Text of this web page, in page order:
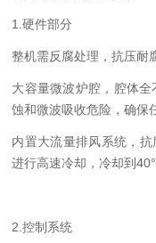
1.硬件部分
整机需反腐处理，抗压耐
大容量微波炉腔，腔体
蚀和微波吸收危险，确保
内置大流量排风系统，抗
进行高速冷却，冷却到
2.控制系统